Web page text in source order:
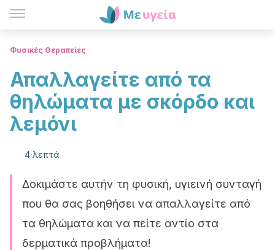
Φυσικές Θεραπείες
Απαλλαγείτε από τα
θηλώματα με σκόρδο και
λεμόνι
4 λεπτά
Δοκιμάστε αυτήν τη φυσική, υγιεινή συνταγή
που θα σας βοηθήσει να απαλλαγείτε από
τα θηλώματα και να πείτε αντίο στα
δερματικά προβλήματα!